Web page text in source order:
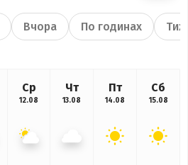
Вчора По годинах
Ср
12.08
Чт
13.08
Пт
14.08
Сб
15.08